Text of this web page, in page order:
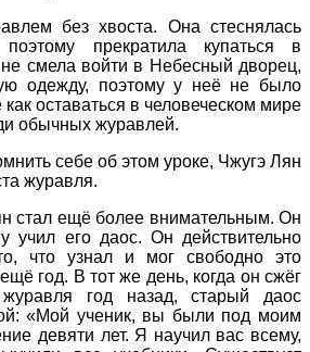
без хвоста. Она стеснялась
прекратила купаться в
смела войти в Небесный дворец,
одежду, поэтому у неё не было
оставаться в человеческом мире
обычных журавлей.
себе об этом уроке, Чжугэ Лян
журавля.
стал ещё более внимательным. Он
учил его даос. Он действительно
что узнал и мог свободно это
год. В тот же день, когда он сжёг
год назад, старый даос
«Мой ученик, вы были под моим
девяти лет. Я научил вас всему,